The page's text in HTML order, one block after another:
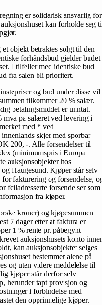
er solidarisk ansvarlig for
kan forholde seg
objekt betraktes solgt til den
forhåndsbud gjelder budet
I tilfeller med identiske bud
fra salen bli prioritert.
og bud under disse vil
tilkommer 20 % salær.
betalingsmiddel er unntatt
mva på salæret ved levering i
med * ved
skjer med sporbar
200, -. Alle forsendelser til
(minimumspris i Europa
auksjonsobjekter hos
Haugesund. Kjøper står selv
fakturering og forsendelse,
feiladresserte forsendelser som
fra kjøper.
kroner) og kjøpesummen
7 dager etter at faktura er
1 % rente pr. påbegynt
auksjonshusets konto
kan auksjonsobjektet selges
bestemmer alene på
og uten videre meddelelse til
kjøper står derfor selv
herunder tapt provisjon og
i forbindelse med
den opprinnelige kjøper.